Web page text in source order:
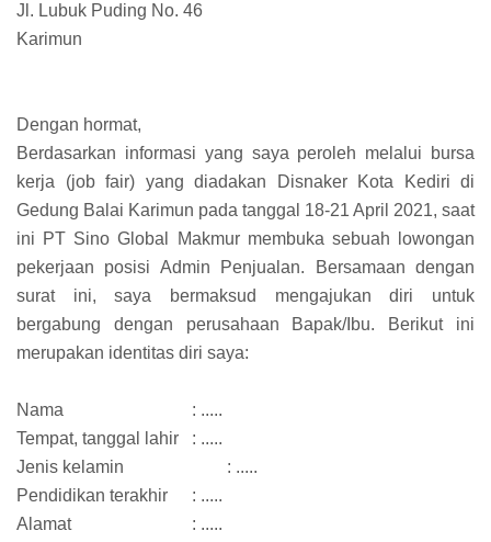
Jl. Lubuk Puding No. 46
Karimun
Dengan hormat,
Berdasarkan informasi yang saya peroleh melalui bursa
kerja (job fair) yang diadakan Disnaker Kota Kediri di
Gedung Balai Karimun pada tanggal 18-21 April 2021, saat
ini PT Sino Global Makmur membuka sebuah lowongan
pekerjaan posisi Admin Penjualan. Bersamaan dengan
surat ini, saya bermaksud mengajukan diri untuk
bergabung dengan perusahaan Bapak/Ibu. Berikut ini
merupakan identitas diri saya:
Nama
: .....
Tempat, tanggal lahir
: .....
Jenis kelamin
: .....
Pendidikan terakhir
: .....
Alamat
: .....